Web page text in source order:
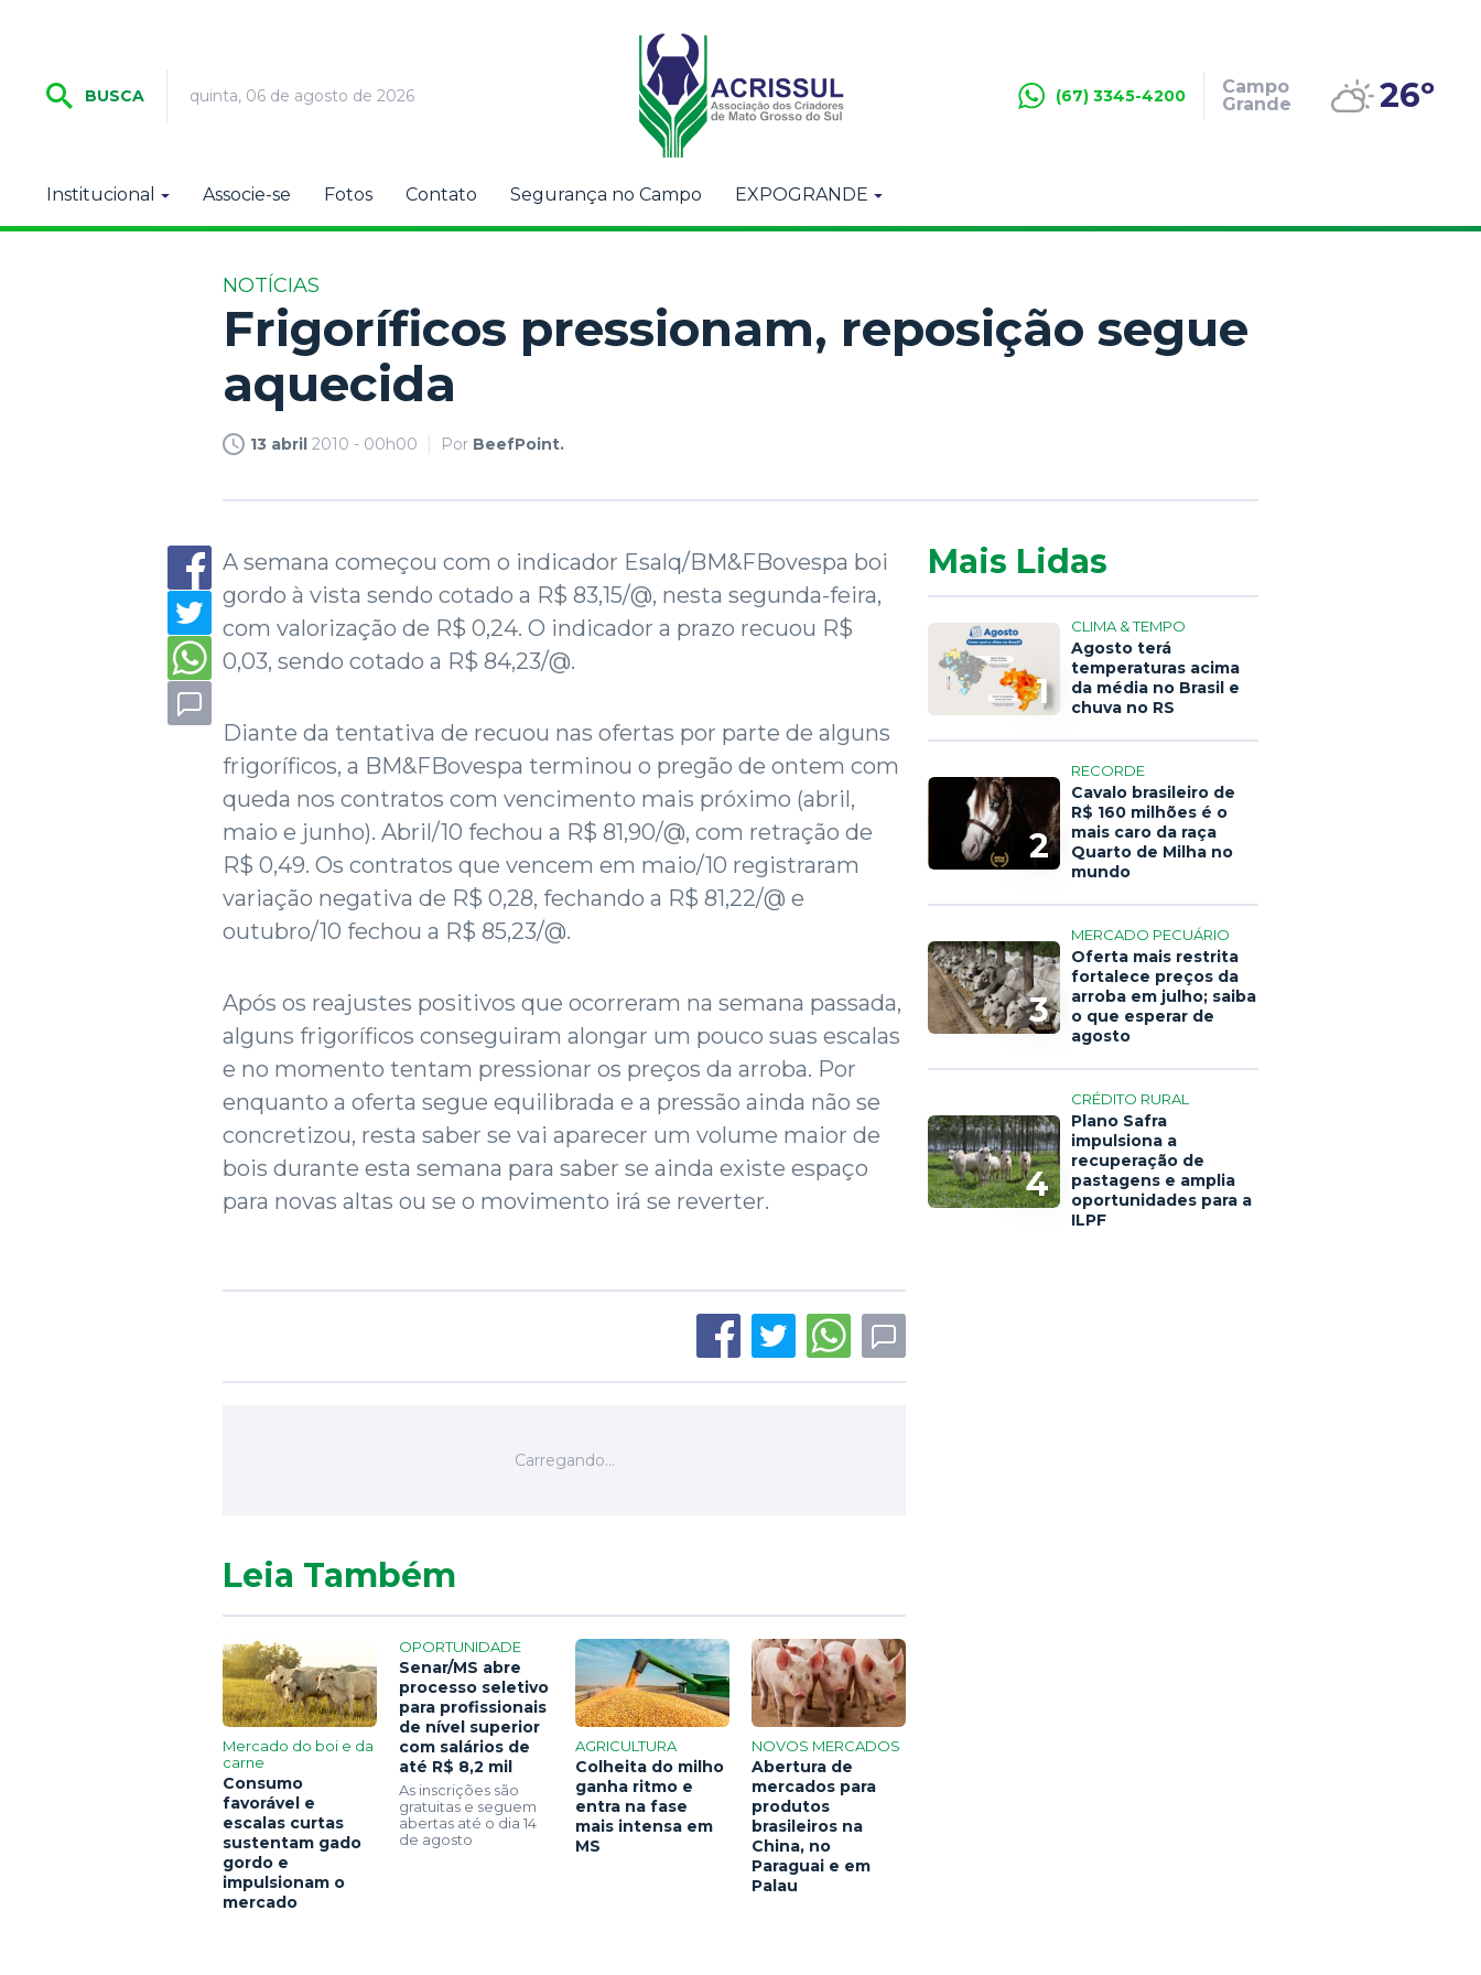
BUSCA quinta, 06 de agosto de 2026 (67) 3345-4200
Campo
Grande
26º
Institucional Associe-se Fotos Contato Segurança no Campo EXPOGRANDE
NOTÍCIAS
Frigoríficos pressionam, reposição segue
aquecida
13 abril 2010 - 00h00 Por BeefPoint.
A semana começou com o indicador Esalq/BM&FBovespa boi
gordo à vista sendo cotado a R$ 83,15/@, nesta segunda-feira,
com valorização de R$ 0,24. O indicador a prazo recuou R$
0,03, sendo cotado a R$ 84,23/@.
Diante da tentativa de recuou nas ofertas por parte de alguns
frigoríficos, a BM&FBovespa terminou o pregão de ontem com
queda nos contratos com vencimento mais próximo (abril,
maio e junho). Abril/10 fechou a R$ 81,90/@, com retração de
R$ 0,49. Os contratos que vencem em maio/10 registraram
variação negativa de R$ 0,28, fechando a R$ 81,22/@ e
outubro/10 fechou a R$ 85,23/@.
Após os reajustes positivos que ocorreram na semana passada,
alguns frigoríficos conseguiram alongar um pouco suas escalas
e no momento tentam pressionar os preços da arroba. Por
enquanto a oferta segue equilibrada e a pressão ainda não se
concretizou, resta saber se vai aparecer um volume maior de
bois durante esta semana para saber se ainda existe espaço
para novas altas ou se o movimento irá se reverter.
Mais Lidas
1
CLIMA & TEMPO
Agosto terá
temperaturas acima
da média no Brasil e
chuva no RS
2
RECORDE
Cavalo brasileiro de
R$ 160 milhões é o
mais caro da raça
Quarto de Milha no
mundo
3
MERCADO PECUÁRIO
Oferta mais restrita
fortalece preços da
arroba em julho; saiba
o que esperar de
agosto
4
CRÉDITO RURAL
Plano Safra
impulsiona a
recuperação de
pastagens e amplia
oportunidades para a
ILPF
Leia Também
Mercado do boi e da
carne
Consumo
favorável e
escalas curtas
sustentam gado
gordo e
impulsionam o
mercado
OPORTUNIDADE
Senar/MS abre
processo seletivo
para profissionais
de nível superior
com salários de
até R$ 8,2 mil
As inscrições são
gratuitas e seguem
abertas até o dia 14
de agosto
AGRICULTURA
Colheita do milho
ganha ritmo e
entra na fase
mais intensa em
MS
NOVOS MERCADOS
Abertura de
mercados para
produtos
brasileiros na
China, no
Paraguai e em
Palau